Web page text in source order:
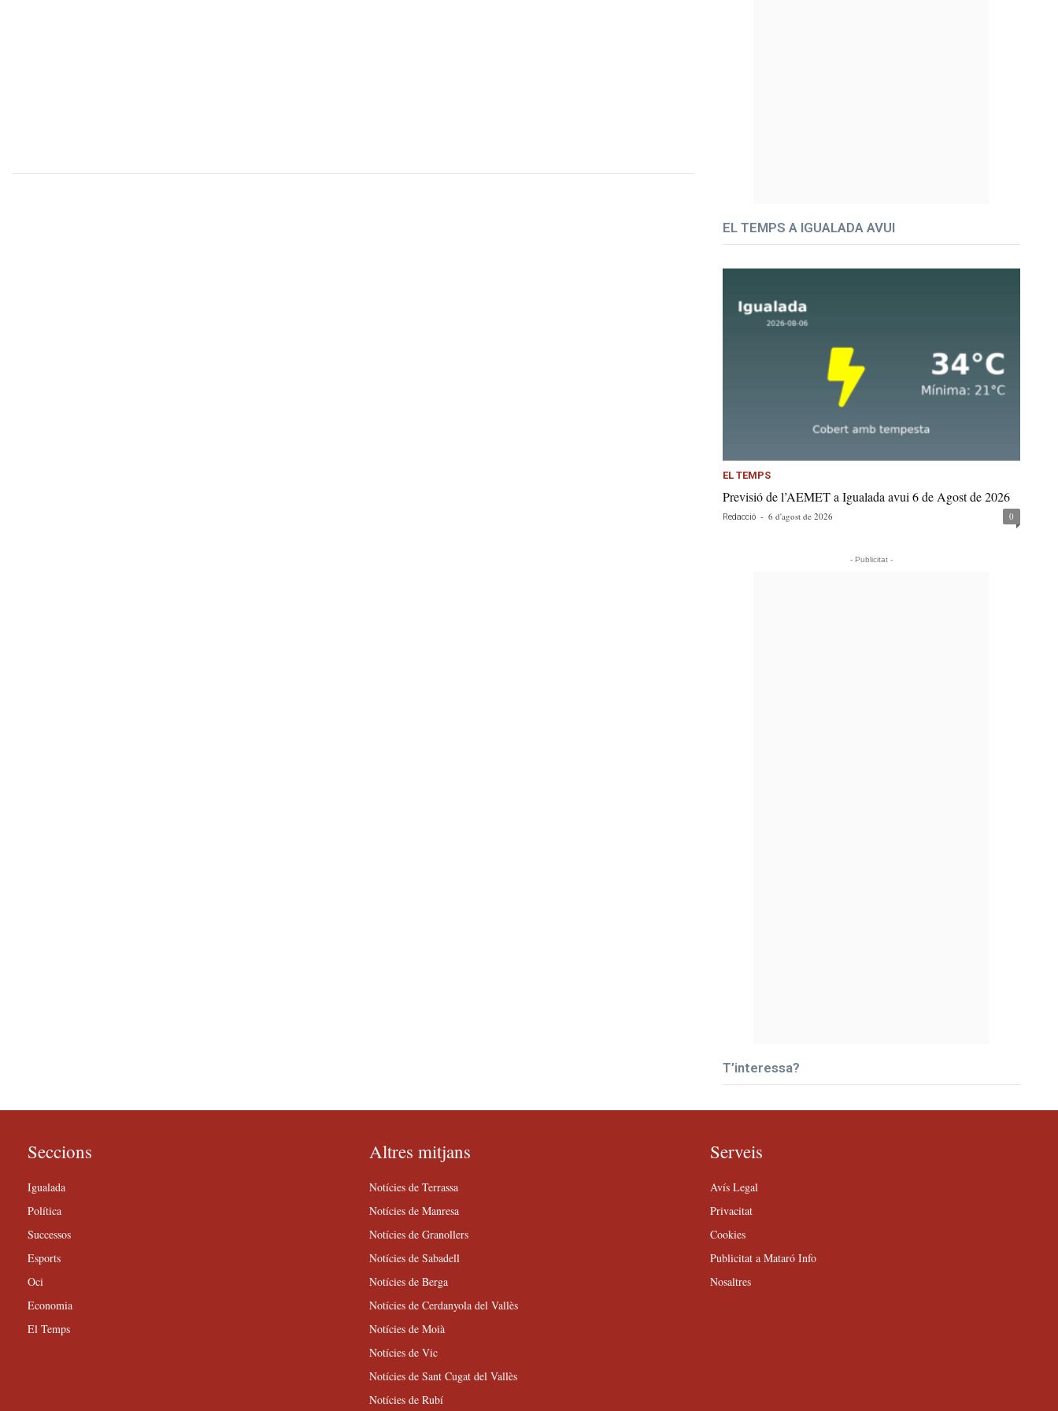
EL TEMPS A IGUALADA AVUI
EL TEMPS
Previsió de l’AEMET a Igualada avui 6 de Agost de 2026
Redacció - 6 d'agost de 2026 0
- Publicitat -
T’interessa?
Seccions
Igualada
Política
Successos
Esports
Oci
Economia
El Temps
Altres mitjans
Notícies de Terrassa
Notícies de Manresa
Notícies de Granollers
Notícies de Sabadell
Notícies de Berga
Notícies de Cerdanyola del Vallès
Notícies de Moià
Notícies de Vic
Notícies de Sant Cugat del Vallès
Notícies de Rubí
Serveis
Avís Legal
Privacitat
Cookies
Publicitat a Mataró Info
Nosaltres